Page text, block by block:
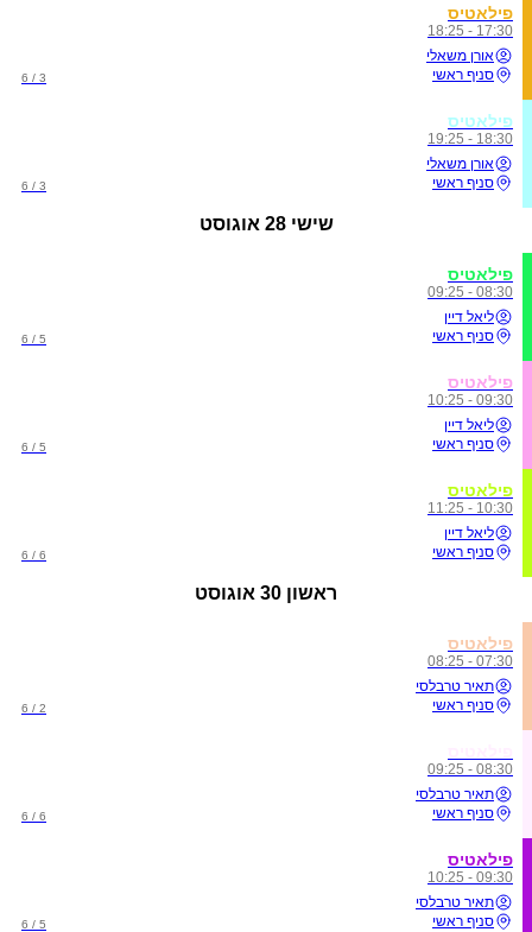
פילאטיס
17:30 - 18:25
אורן משאלי
סניף ראשי
3 / 6
פילאטיס
18:30 - 19:25
אורן משאלי
סניף ראשי
3 / 6
שישי 28 אוגוסט
פילאטיס
08:30 - 09:25
ליאל דיין
סניף ראשי
5 / 6
פילאטיס
09:30 - 10:25
ליאל דיין
סניף ראשי
5 / 6
פילאטיס
10:30 - 11:25
ליאל דיין
סניף ראשי
6 / 6
ראשון 30 אוגוסט
פילאטיס
07:30 - 08:25
תאיר טרבלסי
סניף ראשי
2 / 6
08:30 - 09:25
תאיר טרבלסי
סניף ראשי
6 / 6
פילאטיס
09:30 - 10:25
תאיר טרבלסי
סניף ראשי
5 / 6